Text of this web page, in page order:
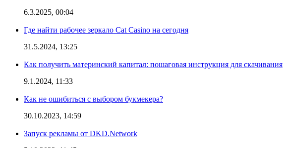
6.3.2025, 00:04
Где найти рабочее зеркало Cat Casino на сегодня
31.5.2024, 13:25
Как получить материнский капитал: пошаговая инструкция для скачивания
9.1.2024, 11:33
Как не ошибиться с выбором букмекера?
30.10.2023, 14:59
Запуск рекламы от DKD.Network